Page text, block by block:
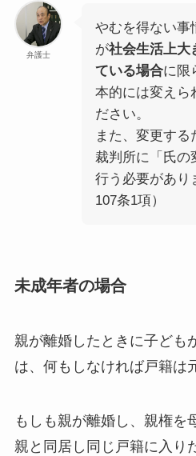
弁護士
やむを得ない事
が社会生活上大
ている場合に限
本的には変えら
ださい。
また、変更す
裁判所に「氏の
行う必要があ
107条1項）
未成年者の場合
親が離婚したときに子ども
は、何もしなければ戸籍は
もしも親が離婚し、親権を
親と同居し同じ戸籍に入り